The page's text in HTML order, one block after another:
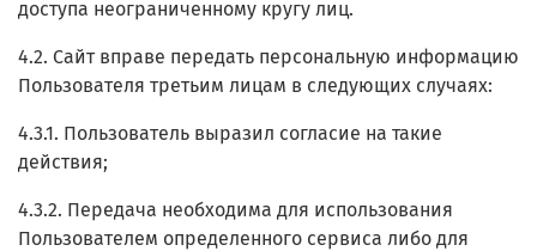
доступа неограниченному кругу лиц.
4.2. Сайт вправе передать персональную информацию
Пользователя третьим лицам в следующих случаях:
4.3.1. Пользователь выразил согласие на такие
действия;
4.3.2. Передача необходима для использования
Пользователем определенного сервиса либо для